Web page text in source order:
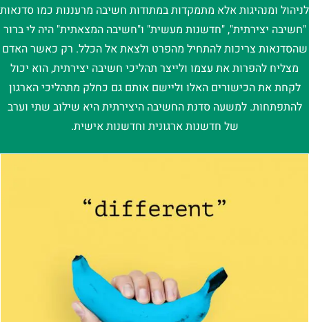
לניהול ומנהיגות אלא מתמקדות במתודות חשיבה מרעננות כמו סדנאות
"חשיבה יצירתית", "חדשנות מעשית" ו"חשיבה המצאתית" היה לי ברור
שהסדנאות צריכות להתחיל מהפרט ולצאת אל הכלל. רק כאשר האדם
מצליח להפרות את עצמו ולייצר תהליכי חשיבה יצירתית, הוא יכול
לקחת את הכישורים האלו וליישם אותם גם כחלק מתהליכי הארגון
להתפתחות. למשעה סדנת החשיבה היצירתית היא שילוב שתי וערב
של חדשנות ארגונית וחדשנות אישית.